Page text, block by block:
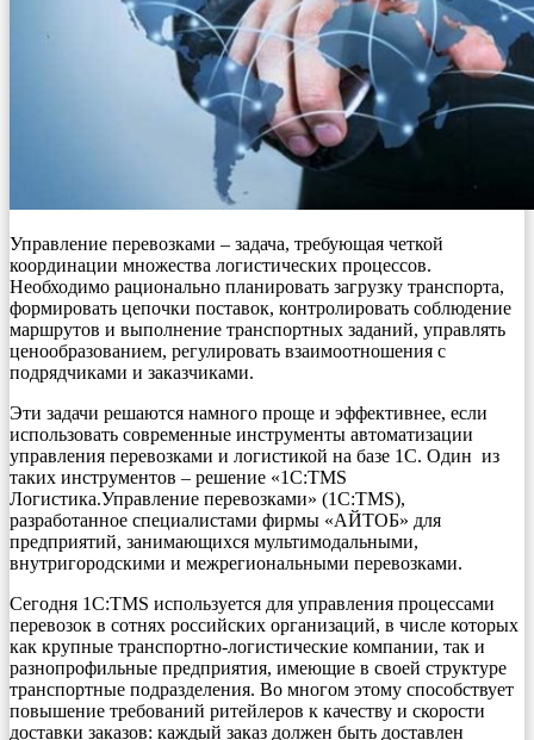
Управление перевозками – задача, требующая четкой
координации множества логистических процессов.
Необходимо рационально планировать загрузку транспорта,
формировать цепочки поставок, контролировать соблюдение
маршрутов и выполнение транспортных заданий, управлять
ценообразованием, регулировать взаимоотношения с
подрядчиками и заказчиками.
Эти задачи решаются намного проще и эффективнее, если
использовать современные инструменты автоматизации
управления перевозками и логистикой на базе 1С. Один из
таких инструментов – решение «1С:TMS
Логистика.Управление перевозками» (1С:TMS),
разработанное специалистами фирмы «АЙТОБ» для
предприятий, занимающихся мультимодальными,
внутригородскими и межрегиональными перевозками.
Сегодня 1С:TMS используется для управления процессами
перевозок в сотнях российских организаций, в числе которых
как крупные транспортно-логистические компании, так и
разнопрофильные предприятия, имеющие в своей структуре
транспортные подразделения. Во многом этому способствует
повышение требований ритейлеров к качеству и скорости
доставки заказов: каждый заказ должен быть доставлен